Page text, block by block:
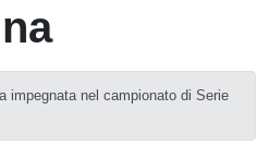
impegnata nel campionato di Serie